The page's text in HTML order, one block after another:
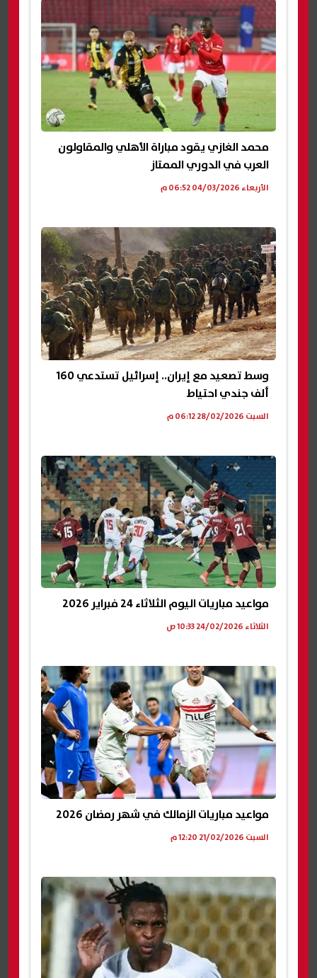
محمد الغازي يقود مباراة الأهلي والمقاولون
العرب في الدوري الممتاز
الأربعاء 04/03/2026 06:52 م
وسط تصعيد مع إيران.. إسرائيل تستدعي 160
ألف جندي احتياط
السبت 28/02/2026 06:12 م
مواعيد مباريات اليوم الثلاثاء 24 فبراير 2026
الثلاثاء 24/02/2026 10:33 ص
مواعيد مباريات الزمالك في شهر رمضان 2026
السبت 21/02/2026 12:20 م